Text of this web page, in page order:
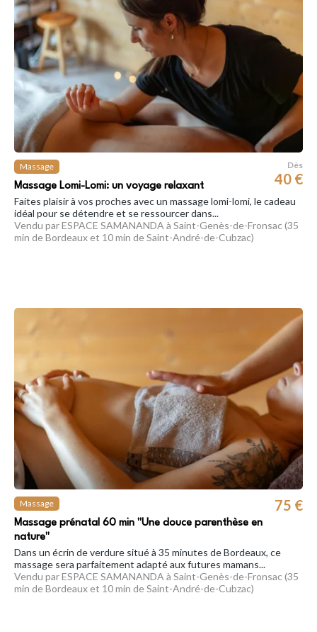
Massage
Massage Lomi-Lomi: un voyage relaxant
Dès
40 €
Faites plaisir à vos proches avec un massage lomi-lomi, le cadeau
idéal pour se détendre et se ressourcer dans...
Vendu par ESPACE SAMANANDA à Saint-Genès-de-Fronsac (35
min de Bordeaux et 10 min de Saint-André-de-Cubzac)
Massage
Massage prénatal 60 min "Une douce parenthèse en
nature"
75 €
Dans un écrin de verdure situé à 35 minutes de Bordeaux, ce
massage sera parfaitement adapté aux futures mamans...
Vendu par ESPACE SAMANANDA à Saint-Genès-de-Fronsac (35
min de Bordeaux et 10 min de Saint-André-de-Cubzac)